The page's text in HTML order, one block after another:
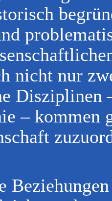
nicht nur
Disziplinen
– kommen